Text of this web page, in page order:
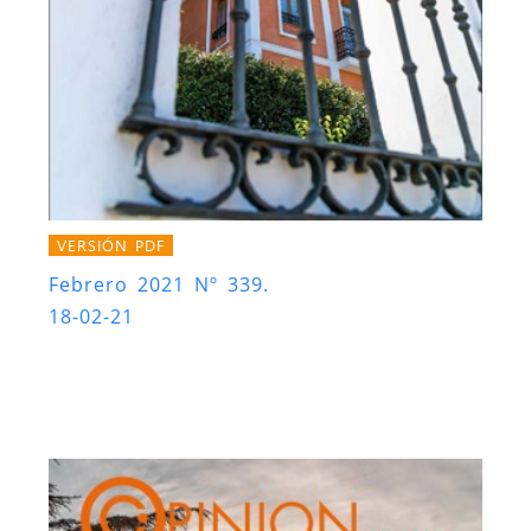
VERSIÓN PDF
Febrero 2021 Nº 339.
18-02-21